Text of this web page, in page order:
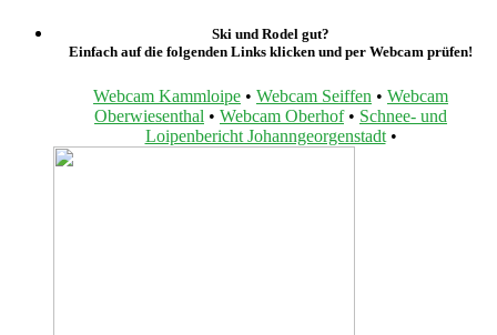
Ski und Rodel gut?
Einfach auf die folgenden Links klicken und per Webcam prüfen!
Webcam Kammloipe • Webcam Seiffen • Webcam
Oberwiesenthal • Webcam Oberhof• Schnee- und
Loipenbericht Johanngeorgenstadt•